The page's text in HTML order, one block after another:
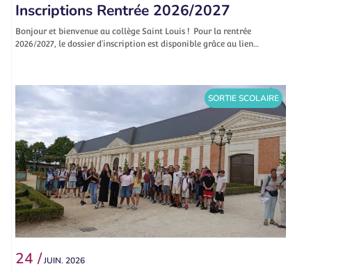
Inscriptions Rentrée 2026/2027
Bonjour et bienvenue au collège Saint Louis ! Pour la rentrée
2026/2027, le dossier d’inscription est disponible grâce au lien…
SORTIE SCOLAIRE
24 /JUIN. 2026